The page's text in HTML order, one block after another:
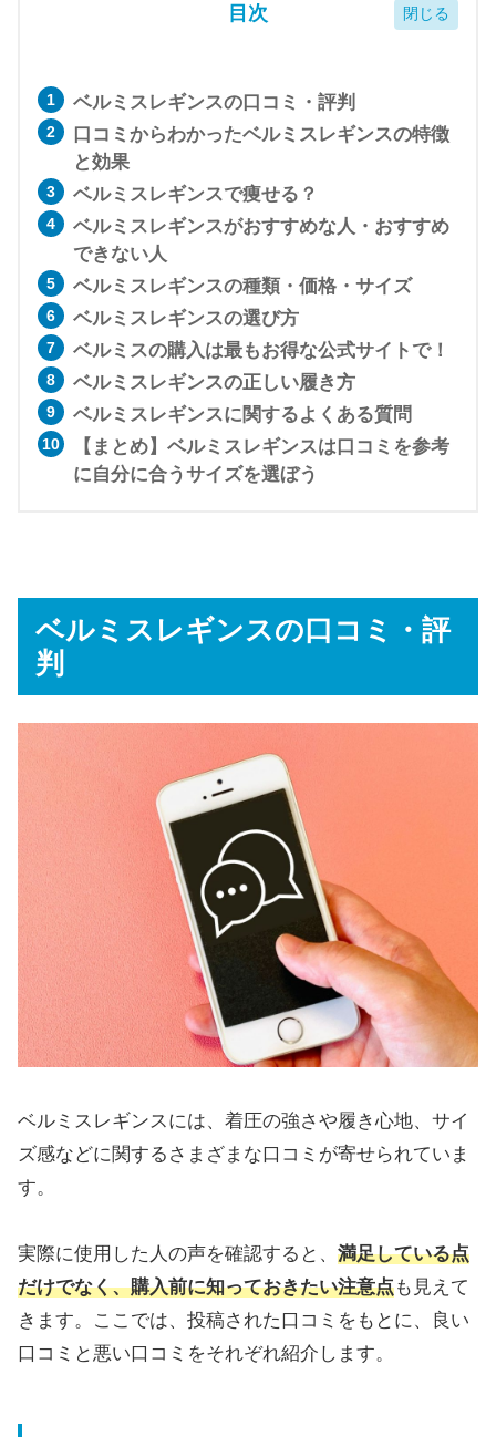
目次
ベルミスレギンスの口コミ・評判
口コミからわかったベルミスレギンスの特徴
と効果
ベルミスレギンスで痩せる？
ベルミスレギンスがおすすめな人・おすすめ
できない人
ベルミスレギンスの種類・価格・サイズ
ベルミスレギンスの選び方
ベルミスの購入は最もお得な公式サイトで！
ベルミスレギンスの正しい履き方
ベルミスレギンスに関するよくある質問
【まとめ】ベルミスレギンスは口コミを参考
に自分に合うサイズを選ぼう
ベルミスレギンスの口コミ・評
判
ベルミスレギンスには、着圧の強さや履き心地、サイ
ズ感などに関するさまざまな口コミが寄せられていま
す。
実際に使用した人の声を確認すると、 満足している点
だけでなく、購入前に知っておきたい注意点も見えて
きます。ここでは、投稿された口コミをもとに、良い
口コミと悪い口コミをそれぞれ紹介します。